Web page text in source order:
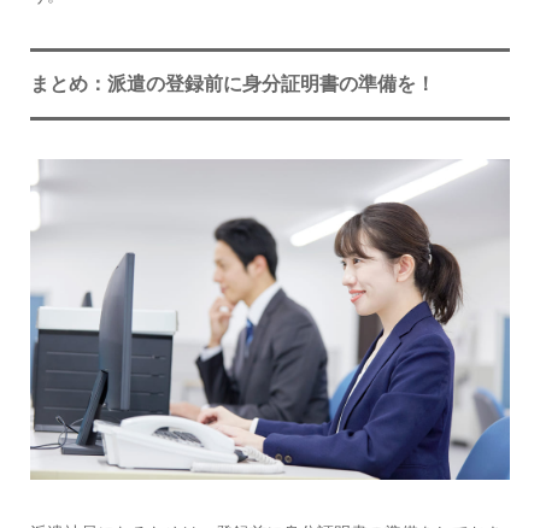
まとめ：派遣の登録前に身分証明書の準備を！